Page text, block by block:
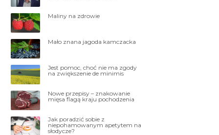
Maliny na zdrowie
Mało znana jagoda kamczacka
Jest pomoc, choć nie ma zgody
na zwiększenie de minimis
Nowe przepisy – znakowanie
mięsa flagą kraju pochodzenia
Jak poradzić sobie z
niepohamowanym apetytem na
słodycze?